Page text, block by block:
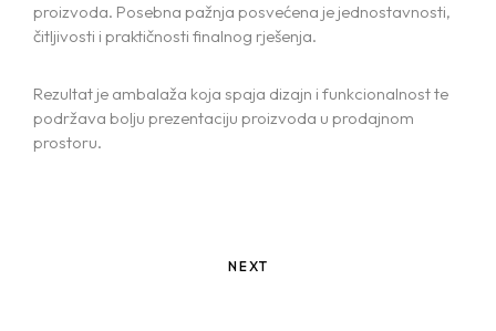
proizvoda. Posebna pažnja posvećena je jednostavnosti,
čitljivosti i praktičnosti finalnog rješenja.
Rezultat je ambalaža koja spaja dizajn i funkcionalnost te
podržava bolju prezentaciju proizvoda u prodajnom
prostoru.
NEXT